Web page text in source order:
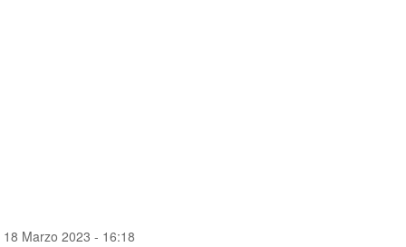
18 Marzo 2023 - 16:18